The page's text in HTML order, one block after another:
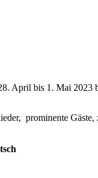
April bis 1. Mai 2023
prominente Gäste,